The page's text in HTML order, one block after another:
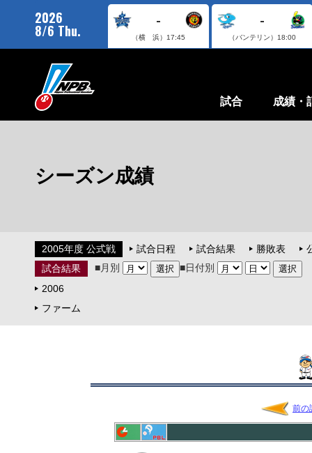
2026
8/6 Thu.
-
（横 浜） 17:45
-
（バンテリン） 18:00
試合 成績・
シーズン成績
2005年度 公式戦 試合日程 試合結果 勝敗表
試合結果
■月別
■日付別
2006
ファーム
前の